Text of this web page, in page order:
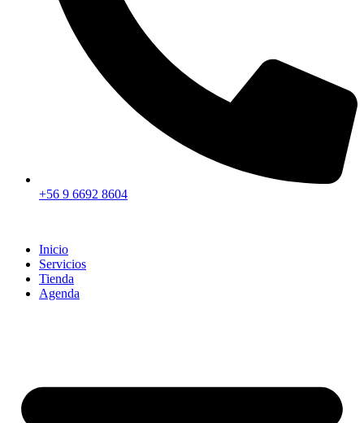
+56 9 6692 8604
Inicio
Servicios
Tienda
Agenda